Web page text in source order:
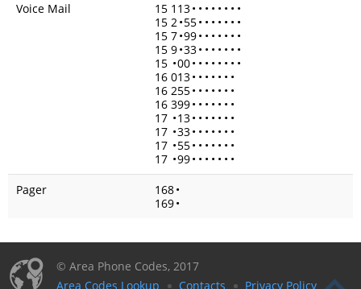
Voice Mail
15 113• • • • • • • •
15 2•55• • • • • • •
15 7•99• • • • • • •
15 9•33• • • • • • •
15 •00• • • • • • • •
16 013• • • • • • •
16 255• • • • • • •
16 399• • • • • • •
17 •13• • • • • • •
17 •33• • • • • • •
17 •55• • • • • • •
17 •99• • • • • • •
Pager
168•
169•
© Area Phone Codes, 2017
Area Codes Lookup
Contacts Privacy Policy